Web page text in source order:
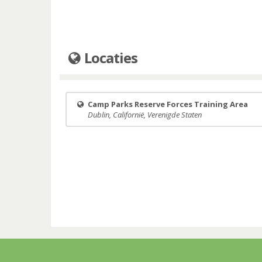
Locaties
Camp Parks Reserve Forces Training Area
Dublin, Californië, Verenigde Staten